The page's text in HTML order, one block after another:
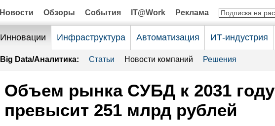
Новости Обзоры События IT@Work Реклама
Инновации Инфраструктура Автоматизация ИТ-индустрия
Big Data/Аналитика: Статьи Новости компаний Решения
Объем рынка СУБД к 2031 году
превысит 251 млрд рублей